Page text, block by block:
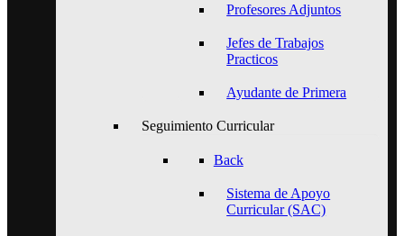
Profesores Adjuntos
Jefes de Trabajos
Practicos
Ayudante de Primera
Seguimiento Curricular
Back
Sistema de Apoyo
Curricular (SAC)